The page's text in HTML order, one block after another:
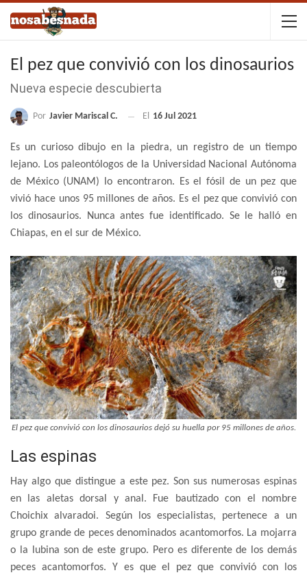
El pez que convivió con los dinosaurios
Nueva especie descubierta
Por Javier Mariscal C. El 16 Jul 2021
Es un curioso dibujo en la piedra, un registro de un tiempo
lejano. Los paleontólogos de la Universidad Nacional Autónoma
de México (UNAM) lo encontraron. Es el fósil de un pez que
vivió hace unos 95 millones de años. Es el pez que convivió con
los dinosaurios. Nunca antes fue identificado. Se le halló en
Chiapas, en el sur de México.
El pez que convivió con los dinosaurios dejó su huella por 95 millones de años.
Las espinas
Hay algo que distingue a este pez. Son sus numerosas espinas
en las aletas dorsal y anal. Fue bautizado con el nombre
Choichix alvaradoi. Según los especialistas, pertenece a un
grupo grande de peces denominados acantomorfos. La mojarra
o la lubina son de este grupo. Pero es diferente de los demás
peces acantomorfos. Y es que el pez que convivió con los